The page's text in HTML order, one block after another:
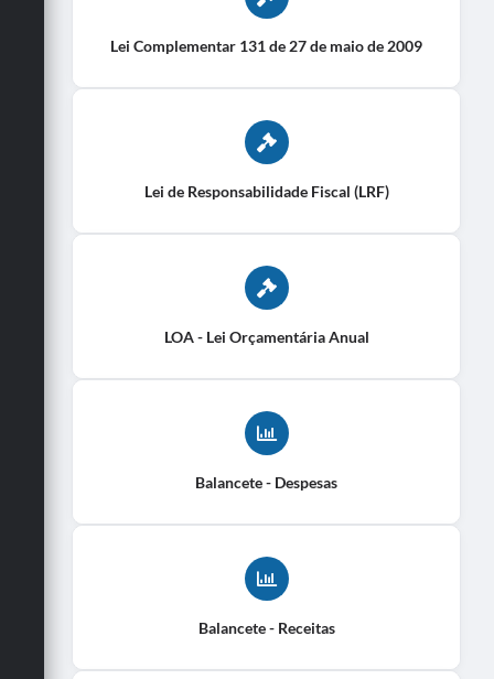
Lei Complementar 131 de 27 de maio de 2009
Lei de Responsabilidade Fiscal (LRF)
LOA - Lei Orçamentária Anual
Balancete - Despesas
Balancete - Receitas